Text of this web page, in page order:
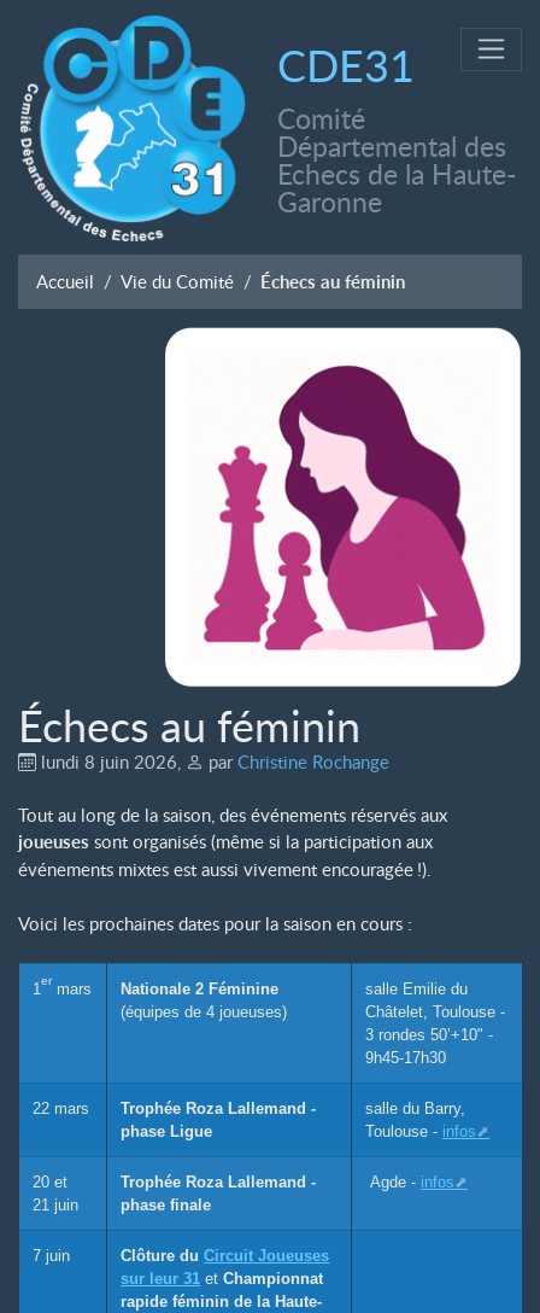
CDE31
Comité
Départemental des
Echecs de la Haute-
Garonne
Accueil Vie du Comité Échecs au féminin
Échecs au féminin
lundi 8 juin 2026 parChristine Rochange
Tout au long de la saison, des événements réservés aux
joueuses sont organisés (même si la participation aux
événements mixtes est aussi vivement encouragée !).
Voici les prochaines dates pour la saison en cours :
1er mars
Nationale 2 Féminine
(équipes de 4 joueuses)
salle Emilie du
Châtelet, Toulouse -
3 rondes 50’+10" -
9h45-17h30
22 mars
Trophée Roza Lallemand -
phase Ligue
salle du Barry,
Toulouse - infos
20 et
21 juin
Trophée Roza Lallemand -
phase finale
Agde - infos
7 juin Clôture duCircuit Joueuses
sur leur 31 etChampionnat
rapide féminin de la Haute-